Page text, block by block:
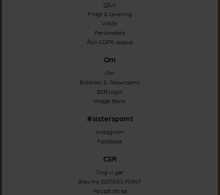
Q&A
Fragt & Levering
Vilkår
Persondata
Åbn GDPR-popup
Om
Om
Butikker & Showrooms
B2B Login
Image Bank
#sisterspoint
Instagram
Facebook
CSR
Ting vi gør
Brev fra SISTERS POINT
Pas på dit tøj